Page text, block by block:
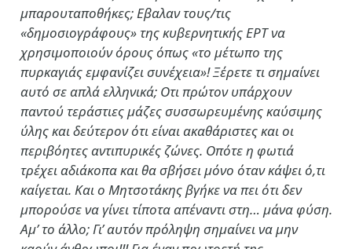
μπαρουταποθήκες; Εβαλαν τους/τις
«δημοσιογράφους» της κυβερνητικής ΕΡΤ να
χρησιμοποιούν όρους όπως «το μέτωπο της
πυρκαγιάς εμφανίζει συνέχεια»! Ξέρετε τι σημαίνει
αυτό σε απλά ελληνικά; Οτι πρώτον υπάρχουν
παντού τεράστιες μάζες συσσωρευμένης καύσιμης
ύλης και δεύτερον ότι είναι ακαθάριστες και οι
περιβόητες αντιπυρικές ζώνες. Οπότε η φωτιά
τρέχει αδιάκοπα και θα σβήσει μόνο όταν κάψει ό,τι
καίγεται. Και ο Μητσοτάκης βγήκε να πει ότι δεν
μπορούσε να γίνει τίποτα απέναντι στη… μάνα φύση.
Αμ’ το άλλο; Γι’ αυτόν πρόληψη σημαίνει να μην